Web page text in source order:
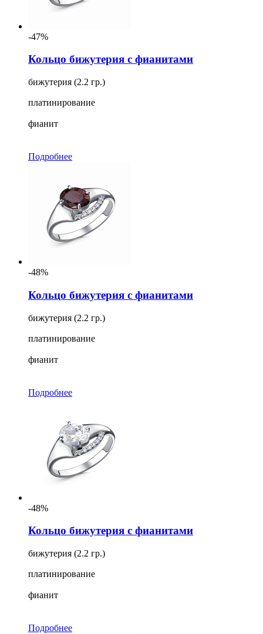
-47%
Кольцо бижутерия с фианитами
бижутерия (2.2 гр.)
платинирование
фианит
Подробнее
-48%
Кольцо бижутерия с фианитами
бижутерия (2.2 гр.)
платинирование
фианит
Подробнее
-48%
Кольцо бижутерия с фианитами
бижутерия (2.2 гр.)
платинирование
фианит
Подробнее